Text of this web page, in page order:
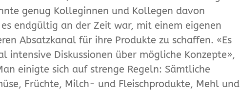
genug Kolleginnen und Kollegen davon
endgültig an der Zeit war, mit einem eigenen
Absatzkanal für ihre Produkte zu schaffen. «Es
intensive Diskussionen über mögliche Konzepte»,
einigte sich auf strenge Regeln: Sämtliche
Früchte, Milch- und Fleischprodukte, Mehl und